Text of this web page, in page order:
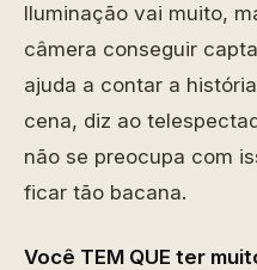
Iluminação vai muito,
câmera conseguir
ajuda a contar a
cena, diz ao
não se preocupa com
ficar tão bacana.
Você TEM QUE ter